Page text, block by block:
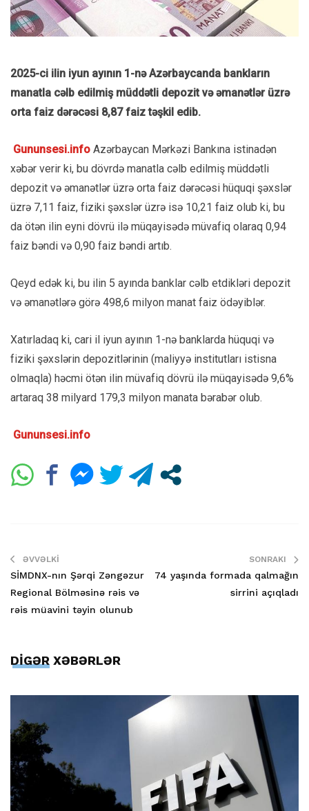
2025-ci ilin iyun ayının 1-nə Azərbaycanda bankların
manatla cəlb edilmiş müddətli depozit və əmanətlər üzrə
orta faiz dərəcəsi 8,87 faiz təşkil edib.
Gununsesi.info Azərbaycan Mərkəzi Bankına istinadən
xəbər verir ki, bu dövrdə manatla cəlb edilmiş müddətli
depozit və əmanətlər üzrə orta faiz dərəcəsi hüquqi şəxslər
üzrə 7,11 faiz, fiziki şəxslər üzrə isə 10,21 faiz olub ki, bu
da ötən ilin eyni dövrü ilə müqayisədə müvafiq olaraq 0,94
faiz bəndi və 0,90 faiz bəndi artıb.
Qeyd edək ki, bu ilin 5 ayında banklar cəlb etdikləri depozit
və əmanətlərə görə 498,6 milyon manat faiz ödəyiblər.
Xatırladaq ki, cari il iyun ayının 1-nə banklarda hüquqi və
fiziki şəxslərin depozitlərinin (maliyyə institutları istisna
olmaqla) həcmi ötən ilin müvafiq dövrü ilə müqayisədə 9,6%
artaraq 38 milyard 179,3 milyon manata bərabər olub.
Gununsesi.info
ƏVVƏLKI
SİMDNX-nın Şərqi Zəngəzur
Regional Bölməsinə rəis və
rəis müavini təyin olunub
SONRAKI
74 yaşında formada qalmağın
sirrini açıqladı
DİGƏR XƏBƏRLƏR